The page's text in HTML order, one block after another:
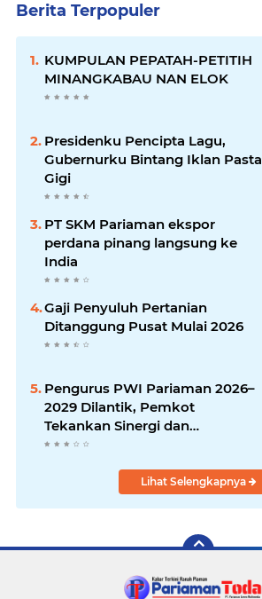
Berita Terpopuler
KUMPULAN PEPATAH-PETITIH
MINANGKABAU NAN ELOK
Presidenku Pencipta Lagu,
Gubernurku Bintang Iklan Pasta
Gigi
PT SKM Pariaman ekspor
perdana pinang langsung ke
India
Gaji Penyuluh Pertanian
Ditanggung Pusat Mulai 2026
Pengurus PWI Pariaman 2026–
2029 Dilantik, Pemkot
Tekankan Sinergi dan
Profesionalisme Pers
Lihat Selengkapnya